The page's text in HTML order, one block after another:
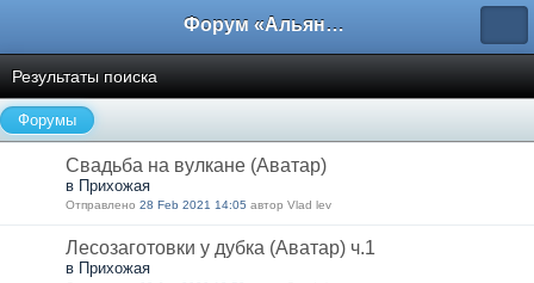
Форум «Альянса вольных переводчиков»
Результаты поиска
Форумы
Свадьба на вулкане (Аватар)
в Прихожая
Отправлено 28 Feb 2021 14:05 автор Vlad lev
Лесозаготовки у дубка (Аватар) ч.1
в Прихожая